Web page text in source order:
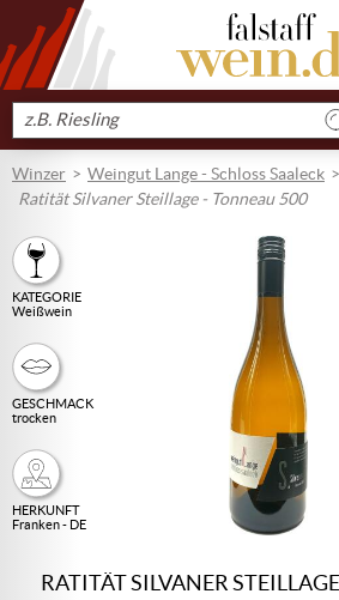
Produkt
suchen
Winzer
Weingut Lange - Schloss Saaleck
Ratität Silvaner Steillage - Tonneau 500
KATEGORIE
Weißwein
GESCHMACK
trocken
HERKUNFT
Franken - DE
RATITÄT SILVANER